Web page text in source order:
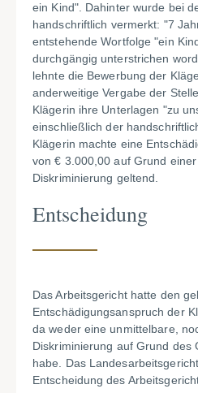
ein Kind". Dahinter wurde bei
handschriftlich vermerkt: "7
entstehende Wortfolge "ein
durchgängig unterstrichen
lehnte die Bewerbung der
anderweitige Vergabe der
Klägerin ihre Unterlagen "zu
einschließlich der
Klägerin machte eine
von € 3.000,00 auf Grund
Diskriminierung geltend.
Entscheidung
Das Arbeitsgericht hatte den
Entschädigungsanspruch der
da weder eine unmittelbare,
Diskriminierung auf Grund des
habe. Das
Entscheidung des